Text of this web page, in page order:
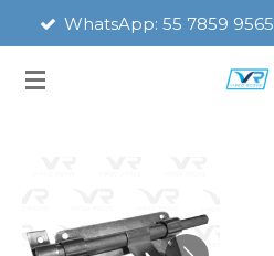
contenido
WhatsApp: 55 7859 9565